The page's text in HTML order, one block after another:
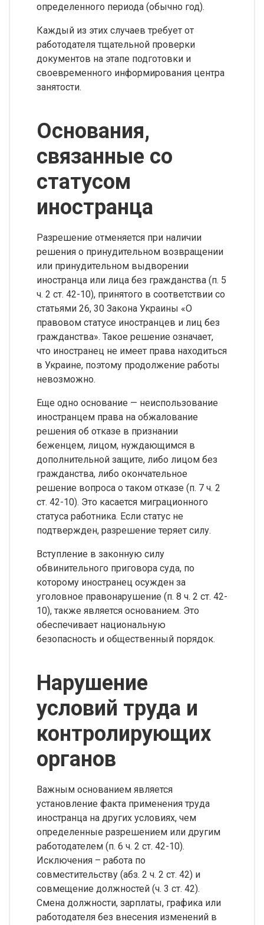
определенного периода (обычно год).
Каждый из этих случаев требует от
работодателя тщательной проверки
документов на этапе подготовки и
своевременного информирования центра
занятости.
Основания,
связанные со
статусом
иностранца
Разрешение отменяется при наличии
решения о принудительном возвращении
или принудительном выдворении
иностранца или лица без гражданства (п. 5
ч. 2 ст. 42-10), принятого в соответствии со
статьями 26, 30 Закона Украины «О
правовом статусе иностранцев и лиц без
гражданства». Такое решение означает,
что иностранец не имеет права находиться
в Украине, поэтому продолжение работы
невозможно.
Еще одно основание — неиспользование
иностранцем права на обжалование
решения об отказе в признании
беженцем, лицом, нуждающимся в
дополнительной защите, либо лицом без
гражданства, либо окончательное
решение вопроса о таком отказе (п. 7 ч. 2
ст. 42-10). Это касается миграционного
статуса работника. Если статус не
подтвержден, разрешение теряет силу.
Вступление в законную силу
обвинительного приговора суда, по
которому иностранец осужден за
уголовное правонарушение (п. 8 ч. 2 ст. 42-
10), также является основанием. Это
обеспечивает национальную
безопасность и общественный порядок.
Нарушение
условий труда и
контролирующих
органов
Важным основанием является
установление факта применения труда
иностранца на других условиях, чем
определенные разрешением или другим
работодателем (п. 6 ч. 2 ст. 42-10).
Исключения – работа по
совместительству (абз. 2 ч. 2 ст. 42) и
совмещение должностей (ч. 3 ст. 42).
Смена должности, зарплаты, графика или
работодателя без внесения изменений в